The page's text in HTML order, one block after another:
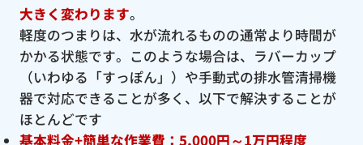
大きく変わります。
軽度のつまりは、水が流れるものの通常より時間が
かかる状態です。このような場合は、ラバーカップ
（いわゆる「すっぽん」）や手動式の排水管清掃機
器で対応できることが多く、以下で解決することが
ほとんどです
基本料金+簡単な作業費：5,000円～1万円程度